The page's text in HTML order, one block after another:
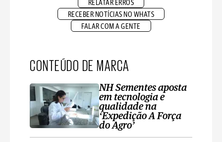
RELATAR ERROS
RECEBER NOTÍCIAS NO WHATS
FALAR COM A GENTE
CONTEÚDO DE MARCA
NH Sementes aposta
em tecnologia e
qualidade na
‘Expedição A Força
do Agro’